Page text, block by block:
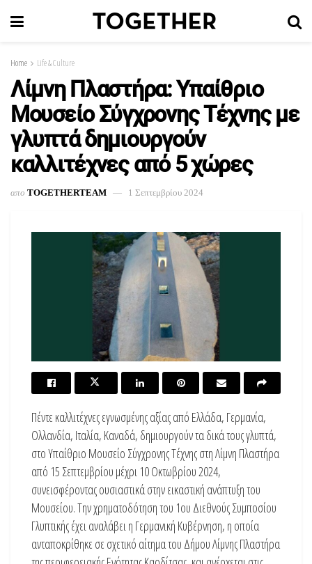
Home Life & Culture
Λίμνη Πλαστήρα: Υπαίθριο
Μουσείο Σύγχρονης Τέχνης με
γλυπτά δημιουργούν
καλλιτέχνες από 5 χώρες
απο TOGETHERTEAM 1 Σεπτεμβρίου 2024
Πέντε καλλιτέχνες εγνωσμένης αξίας από Ελλάδα, Γερμανία,
Ολλανδία, Ιταλία, Καναδά, δημιουργούν τα δικά τους γλυπτά,
στο Υπαίθριο Μουσείο Σύγχρονης Τέχνης στη Λίμνη Πλαστήρα
από 15 Σεπτεμβρίου μέχρι 10 Οκτωβρίου 2024,
συνεισφέροντας ουσιαστικά στην εικαστική ανάπτυξη του
Μουσείου. Την χρηματοδότηση του 1ου Διεθνούς Συμποσίου
Γλυπτικής έχει αναλάβει η Γερμανική Κυβέρνηση, η οποία
ανταποκρίθηκε σε σχετικό αίτημα του Δήμου Λίμνης Πλαστήρα